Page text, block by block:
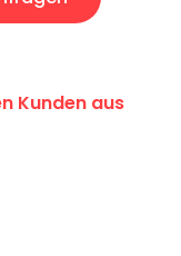
Kunden aus